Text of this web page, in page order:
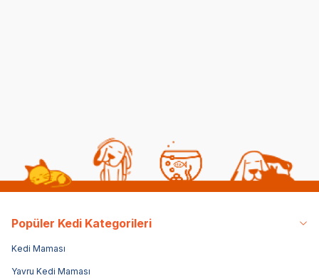
Popüler Kedi Kategorileri
Kedi Maması
Yavru Kedi Maması